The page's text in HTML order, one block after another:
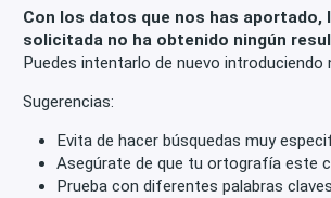
Con los datos que nos has aportado,
solicitada no ha obtenido ningún
Puedes intentarlo de nuevo introduciendo
Sugerencias:
Evita de hacer búsquedas muy
Asegúrate de que tu ortografía este
Prueba con diferentes palabras